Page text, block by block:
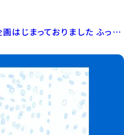
はじまっておりました ふっ…